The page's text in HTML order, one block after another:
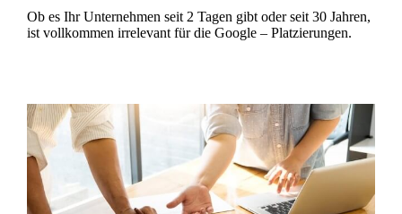
Ob es Ihr Unternehmen seit 2 Tagen gibt oder seit 30 Jahren,
ist vollkommen irrelevant für die Google – Platzierungen.